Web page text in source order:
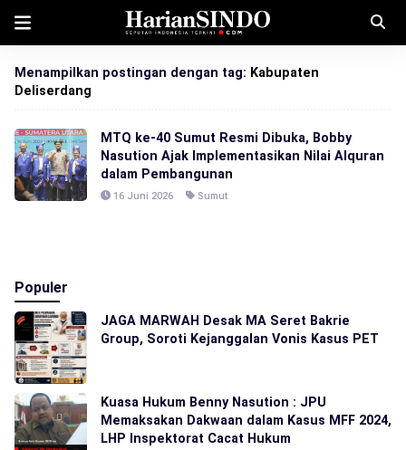
Menampilkan postingan dengan tag: Kabupaten
Deliserdang
MTQ ke-40 Sumut Resmi Dibuka, Bobby
Nasution Ajak Implementasikan Nilai Alquran
dalam Pembangunan
16 Juni 2026 Sumut
Populer
JAGA MARWAH Desak MA Seret Bakrie
Group, Soroti Kejanggalan Vonis Kasus PET
Kuasa Hukum Benny Nasution : JPU
Memaksakan Dakwaan dalam Kasus MFF 2024,
LHP Inspektorat Cacat Hukum